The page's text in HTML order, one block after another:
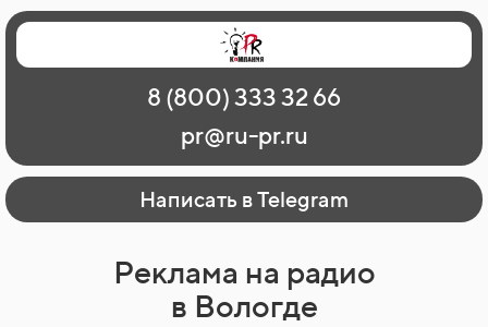
Главная
Наши работы
О рекламе
Регионы
Контакты
8 (800) 333 32 66
pr@ru-pr.ru
Написать в Telegram
Реклама на радио
в Вологде